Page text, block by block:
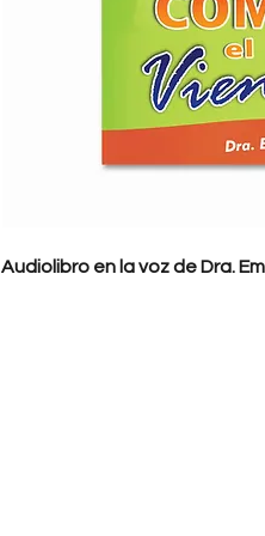
Audiolibro en la voz de Dra.